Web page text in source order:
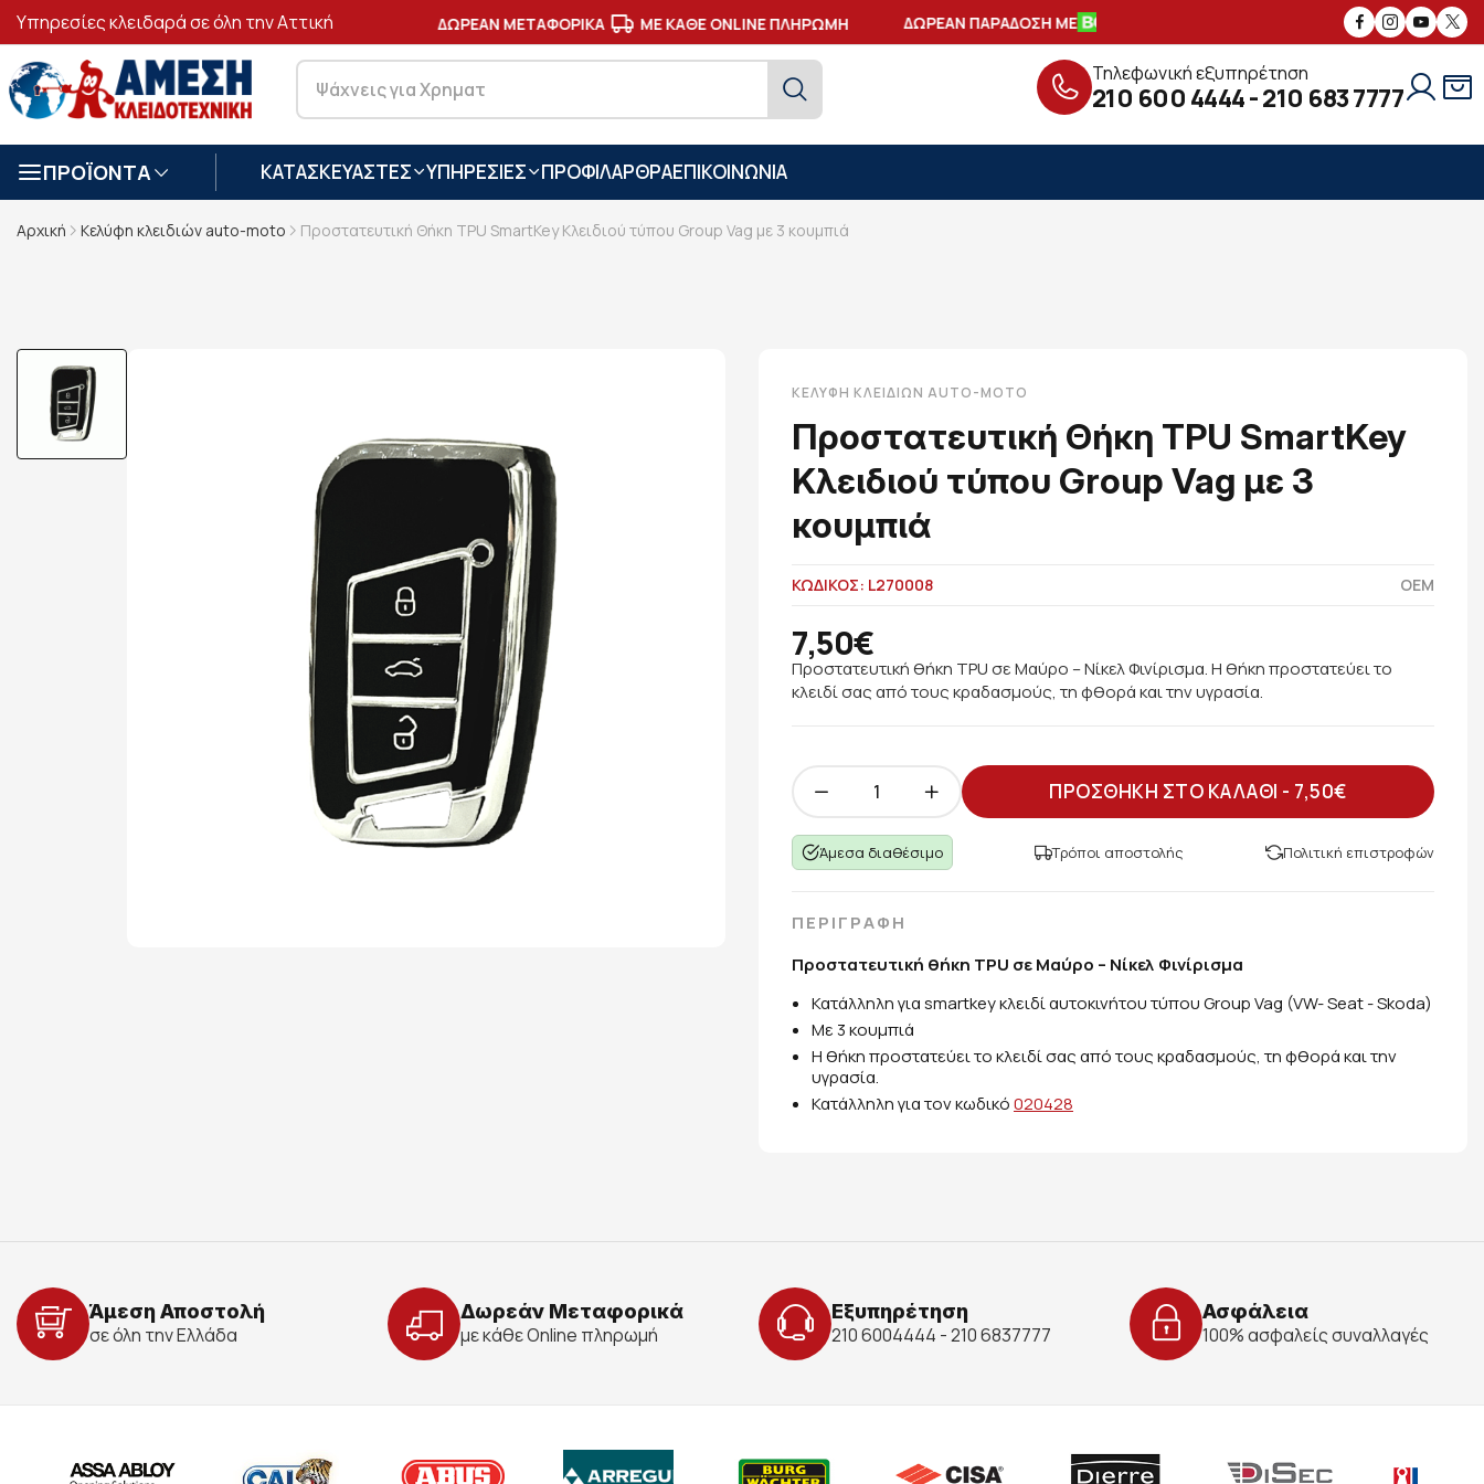
Υπηρεσίες κλειδαρά σε όλη την Αττική
ΑΣΦΑΛΕΙΣ ΣΥΝΑΛΛΑΓΕΣ ΔΩΡΕΑΝ ΜΕΤΑΦΟΡΙΚΑ ΜΕ ΚΑΘΕ ONLINE ΠΛΗΡΩΜΗ ΔΩΡΕΑΝ ΠΑΡΑΔΟΣΗ ΜΕ ΣΥΝΑΛΛΑΓΕΣ
Τηλεφωνική εξυπηρέτηση
210 600 4444-210 683 7777
ΠΡΟΪΟΝΤΑ ΚΑΤΑΣΚΕΥΑΣΤΕΣ ΥΠΗΡΕΣΙΕΣ ΠΡΟΦΙΛΑΡΘΡΑΕΠΙΚΟΙΝΩΝΙΑ
Αρχική Κελύφη κλειδιών auto-moto Προστατευτική Θήκη TPU SmartKey Κλειδιού τύπου Group Vag με 3 κουμπιά
ΚΕΛΎΦΗ ΚΛΕΙΔΙΏΝ AUTO-MOTO
Προστατευτική Θήκη TPU SmartKey
Κλειδιού τύπου Group Vag με 3
κουμπιά
ΚΩΔΙΚΟΣ: L270008 OEM
7,50€
Προστατευτική θήκη TPU σε Μαύρο – Νίκελ Φινίρισμα. Η θήκη προστατεύει το
κλειδί σας από τους κραδασμούς, τη φθορά και την υγρασία.
ΠΡΟΣΘΗΚΗ ΣΤΟ ΚΑΛΑΘΙ - 7,50€
Άμεσα διαθέσιμο Τρόποι αποστολής Πολιτική επιστροφών
ΠΕΡΙΓΡΑΦΗ
Προστατευτική θήκη TPU σε Μαύρο – Νίκελ Φινίρισμα
Κατάλληλη για smartkey κλειδί αυτοκινήτου τύπου Group Vag (VW- Seat - Skoda)
Με 3 κουμπιά
Η θήκη προστατεύει το κλειδί σας από τους κραδασμούς, τη φθορά και την
υγρασία.
Κατάλληλη για τον κωδικό020428
Άμεση Αποστολή
σε όλη την Ελλάδα
Δωρεάν Μεταφορικά
με κάθε Online πληρωμή
Εξυπηρέτηση
210 6004444 - 210 6837777
Ασφάλεια
100% ασφαλείς συναλλαγές